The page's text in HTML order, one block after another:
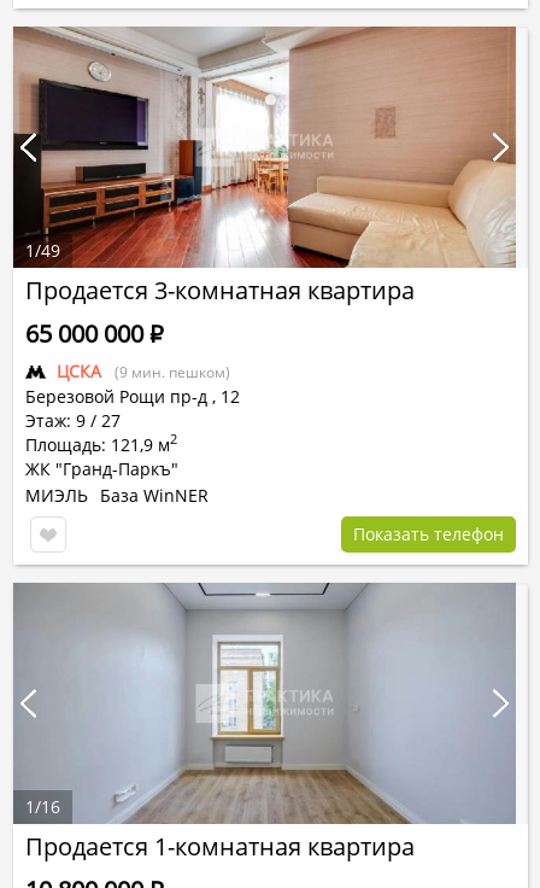
Продается 3-комнатная квартира
ЦСКА (9 мин. пешком)
Березовой Рощи пр-д , 12
Этаж: 9 / 27
Площадь: 121,9 м2
ЖК "Гранд-Паркъ"
65 000 000Р
МИЭЛЬ База WinNER
Показать телефон
1/49
Продается 1-комнатная квартира
1/16